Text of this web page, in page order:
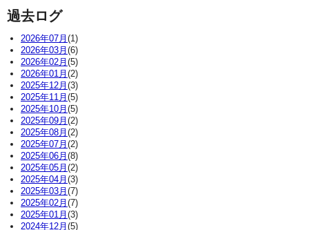
過去ログ
2026年07月 (1)
2026年03月 (6)
2026年02月 (5)
2026年01月 (2)
2025年12月 (3)
2025年11月 (5)
2025年10月 (5)
2025年09月 (2)
2025年08月 (2)
2025年07月 (2)
2025年06月 (8)
2025年05月 (2)
2025年04月 (3)
2025年03月 (7)
2025年02月 (7)
2025年01月 (3)
2024年12月 (5)